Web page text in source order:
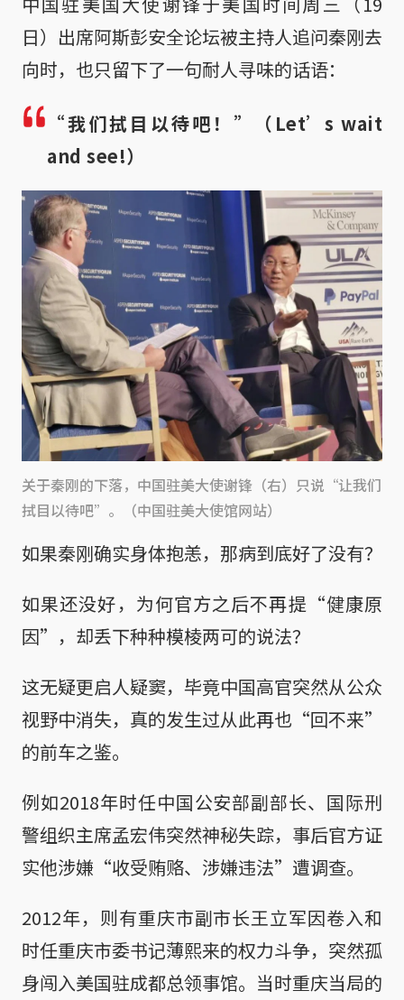
日）出席阿斯彭安全论坛被主持人追问秦刚去
向时，也只留下了一句耐人寻味的话语：
“我们拭目以待吧！”（Let’s wait
and see!）
关于秦刚的下落，中国驻美大使谢锋（右）只说“让我们
拭目以待吧”。（中国驻美大使馆网站）
如果秦刚确实身体抱恙，那病到底好了没有？
如果还没好，为何官方之后不再提“健康原
因”，却丢下种种模棱两可的说法？
这无疑更启人疑窦，毕竟中国高官突然从公众
视野中消失，真的发生过从此再也“回不来”
的前车之鉴。
例如2018年时任中国公安部副部长、国际刑
警组织主席孟宏伟突然神秘失踪，事后官方证
实他涉嫌“收受贿赂、涉嫌违法”遭调查。
2012年，则有重庆市副市长王立军因卷入和
时任重庆市委书记薄熙来的权力斗争，突然孤
身闯入美国驻成都总领事馆。当时重庆当局的